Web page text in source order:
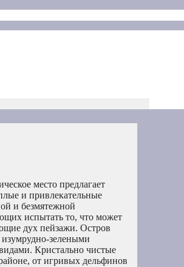
место предлагает
и привлекательные
и безмятежной
испытать то, что может
дух пейзажи. Остров
зелеными
Кристально чистые
от игривых дельфинов